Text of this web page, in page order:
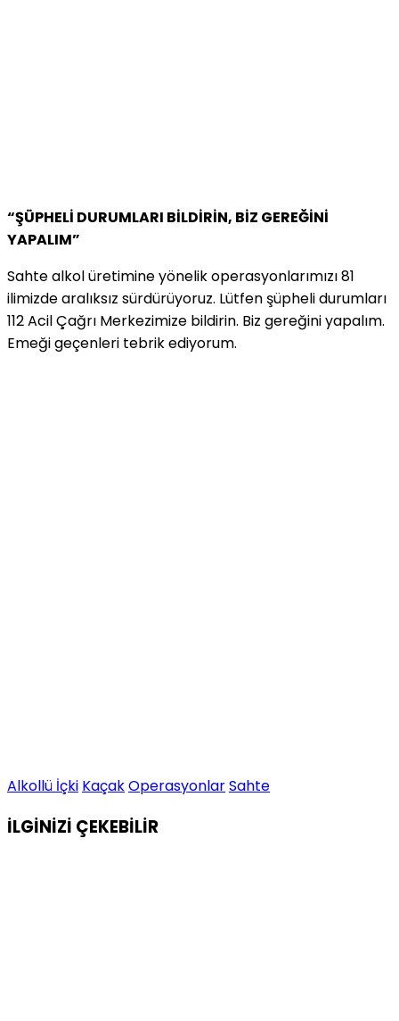
“ŞÜPHELİ DURUMLARI BİLDİRİN, BİZ GEREĞİNİ
YAPALIM”
Sahte alkol üretimine yönelik operasyonlarımızı 81
ilimizde aralıksız sürdürüyoruz. Lütfen şüpheli durumları
112 Acil Çağrı Merkezimize bildirin. Biz gereğini yapalım.
Emeği geçenleri tebrik ediyorum.
Alkollü İçki KaçakOperasyonlarSahte
İLGİNİZİ ÇEKEBİLİR